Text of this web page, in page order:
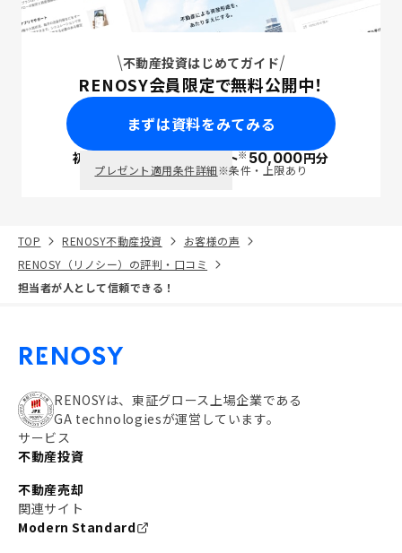
不動産投資はじめてガイド
RENOSY会員限定で無料公開中！
まずは資料をみてみる
初回面談で ポイント※50,000円分
プレゼント適用条件詳細※条件・上限あり
TOP RENOSY不動産投資
お客様の声
RENOSY（リノシー）の評判・口コミ
担当者が人として信頼できる！
RENOSYは、東証グロース上場企業である
GA technologiesが運営しています。
サービス
不動産投資
不動産売却
関連サイト
Modern Standard